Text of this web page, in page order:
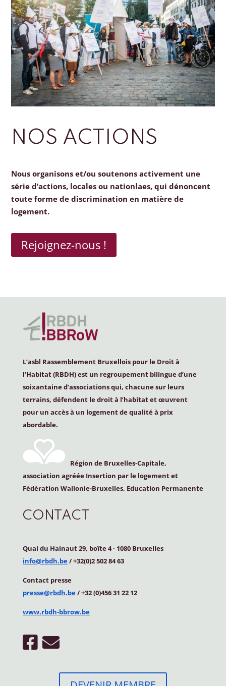
NOS ACTIONS
Nous organisons et/ou soutenons activement une
série d’actions, locales ou nationlaes, qui dénoncent
toute forme de discrimination en matière de
logement.
Rejoignez-nous !
L’asbl Rassemblement Bruxellois pour le Droit à
l’Habitat (RBDH) est un regroupement bilingue d’une
soixantaine d’associations qui, chacune sur leurs
terrains, défendent le droit à l’habitat et œuvrent
pour un accès à un logement de qualité à prix
abordable.
Région de Bruxelles-Capitale,
association agréée Insertion par le logement et
Fédération Wallonie-Bruxelles, Education Permanente
CONTACT
Quai du Hainaut 29, boîte 4· 1080 Bruxelles
info@rbdh.be/ +32(0)2 502 84 63
Contact presse
presse@rbdh.be/ +32 (0)456 31 22 12
www.rbdh-bbrow.be